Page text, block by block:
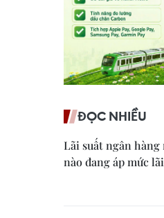
ĐỌC NHIỀU
Lãi suất ngân hàng
nào đang áp mức